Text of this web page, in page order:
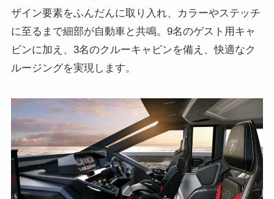
ザイン要素をふんだんに取り入れ、カラーやステッチ
に至るまで細部が自動車と共鳴。9名のゲスト用キャ
ビンに加え、3名のクルーキャビンを備え、快適なク
ルージングを実現します。